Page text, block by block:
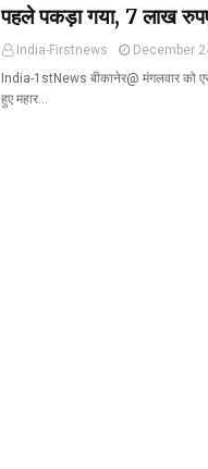
पहले पकड़ा गया, 7 लाख
India-Firstnews
December
India-1stNews बीकानेर@ मंगलवार को
हुए महार…